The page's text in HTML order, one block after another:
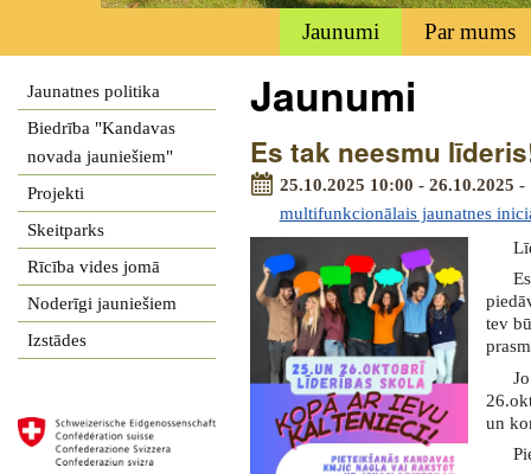
Jaunumi Par mums
Jaunatnes politika
Biedrība "Kandavas
novada jauniešiem"
Projekti
Skeitparks
Rīcība vides jomā
Noderīgi jauniešiem
Izstādes
Jaunumi
Es tak neesmu
25.10.2025 10:00 - 26.10.2025
multifunkcionālais jaunatnes
tev
un